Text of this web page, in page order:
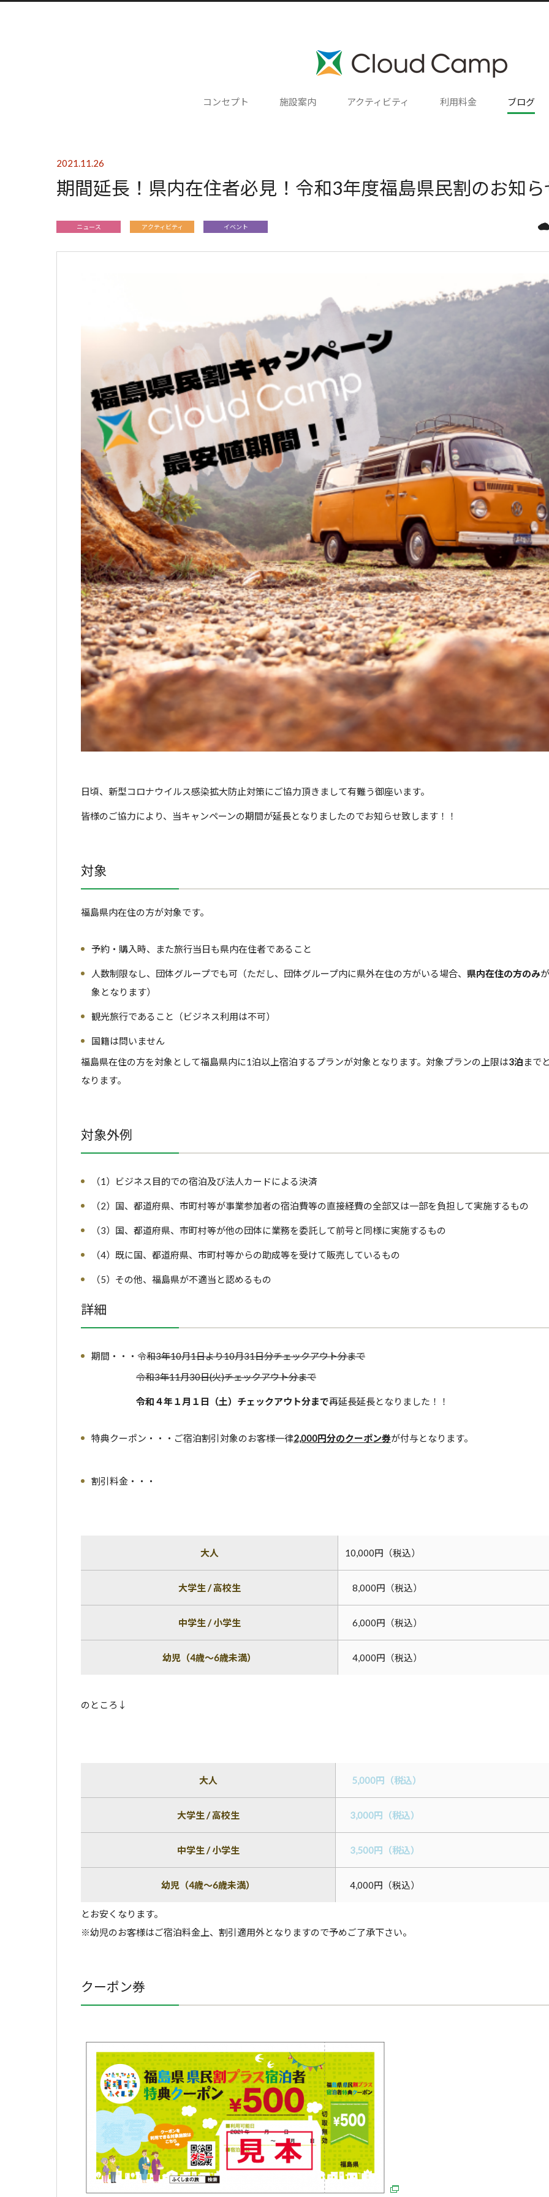
コンセプト 施設案内 アクティビティ 利用料金 ブログ
2021.11.26
期間延長！県内在住者必見！令和3年度福島県民割のお知ら
ニュース アクティビティ イベント
日頃、新型コロナウイルス感染拡大防止対策にご協力頂きまして有難う御座います。
皆様のご協力により、当キャンペーンの期間が延長となりましたのでお知らせ致します！！
対象
福島県内在住の方が対象です。
予約・購入時、また旅行当日も県内在住者であること
人数制限なし、団体グループでも可（ただし、団体グループ内に県外在住の方がいる場合、 県内在住の方のみ
象となります）
観光旅行であること（ビジネス利用は不可）
国籍は問いません
福島県在住の方を対象として福島県内に1泊以上宿泊するプランが対象となります。対象プランの上限は3泊 まで
なります。
対象外例
（1）ビジネス目的での宿泊及び法人カードによる決済
（2）国、都道府県、市町村等が事業参加者の宿泊費等の直接経費の全部又は一部を負担して実施するもの
（3）国、都道府県、市町村等が他の団体に業務を委託して前号と同様に実施するもの
（4）既に国、都道府県、市町村等からの助成等を受けて販売しているもの
（5）その他、福島県が不適当と認めるもの
詳細
期間・・・令和3年10月1日より10月31日分チェックアウト分まで
令和3年11月30日(火)チェックアウト分まで
令和４年１月１日（土）チェックアウト分まで再延長延長となりました！！
特典クーポン・・・ご宿泊割引対象のお客様一律2,000円分のクーポン券が付与となります。
割引料金・・・
大人 10,000円（税込）
大学生 / 高校生 8,000円（税込）
中学生 / 小学生 6,000円（税込）
幼児（4歳～6歳未満） 4,000円（税込）
のところ↓
大人 5,000円（税込）
大学生 / 高校生 3,000円（税込）
中学生 / 小学生 3,500円（税込）
幼児（4歳～6歳未満） 4,000円（税込）
とお安くなります。
※幼児のお客様はご宿泊料金上、割引適用外となりますので予めご了承下さい。
クーポン券